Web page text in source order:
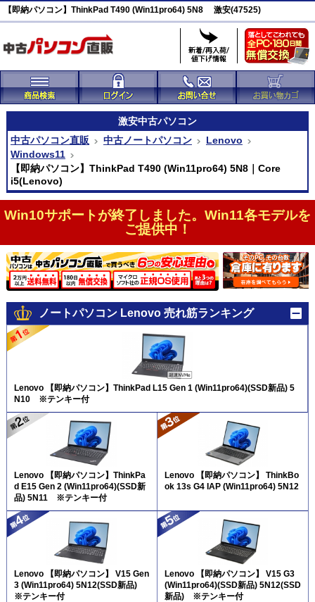
【即納パソコン】ThinkPad T490 (Win11pro64) 5N8 激安(47525)
激安中古パソコン
中古パソコン直販
中古ノートパソコン
Lenovo
Windows11
【即納パソコン】ThinkPad T490 (Win11pro64) 5N8｜Core
i5(Lenovo)
Win10サポートが終了しました。Win11各モデルを
ご提供中！
ノートパソコン Lenovo 売れ筋ランキング
Lenovo 【即納パソコン】ThinkPad L15 Gen 1 (Win11pro64)(SSD新品) 5
N10 ※テンキー付
Lenovo 【即納パソコン】ThinkPa
d E15 Gen 2 (Win11pro64)(SSD新
品) 5N11 ※テンキー付
Lenovo 【即納パソコン】 ThinkBo
ok 13s G4 IAP (Win11pro64) 5N12
Lenovo 【即納パソコン】 V15 Gen
3 (Win11pro64) 5N12(SSD新品)
※テンキー付
Lenovo 【即納パソコン】 V15 G3
(Win11pro64)(SSD新品) 5N12(SSD
新品) ※テンキー付